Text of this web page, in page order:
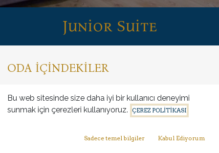
Junior Suite
ODA İÇİNDEKİLER
1 Çift Kişilik Yatak, 2 Tek Kişilik Yatak ve 1 Çekyat
Bu web sitesinde size daha iyi bir kullanıcı deneyimi
sunmak için çerezleri kullanıyoruz. ÇEREZ POLİTİKASI
Sadece temel bilgiler Kabul Ediyorum